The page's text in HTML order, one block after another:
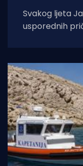
Svakog ljeta
usporednih